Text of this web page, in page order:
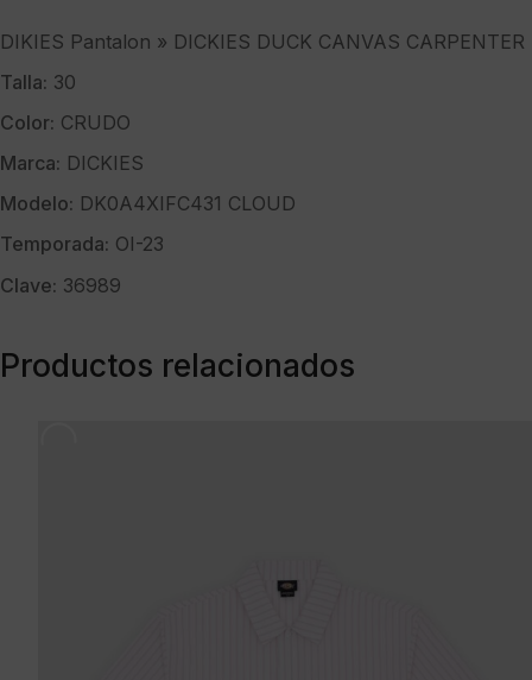
"
crudo
cantidad
DIKIES Pantalon » DICKIES DUCK CANVAS
Talla: 30
Color: CRUDO
Marca: DICKIES
Modelo: DK0A4XIFC431 CLOUD
Temporada: OI-23
Clave: 36989
Productos relacionados